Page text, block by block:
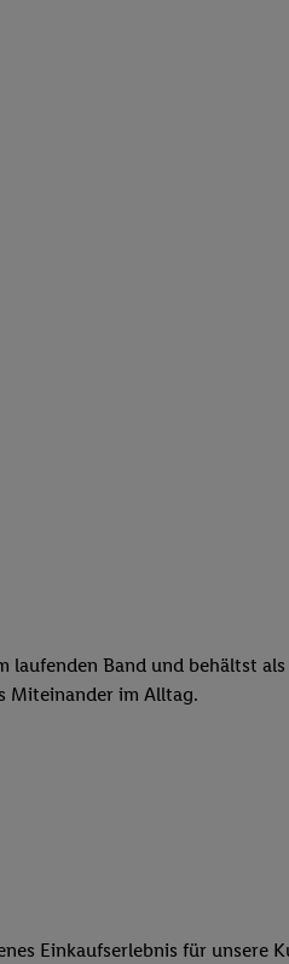
Band und behältst
Miteinander im Alltag.
Einkaufserlebnis für unsere